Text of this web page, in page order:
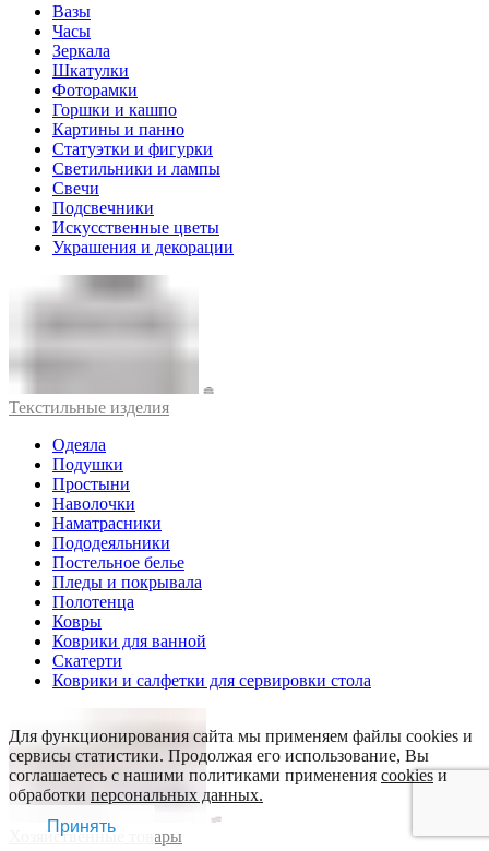
Вазы
Часы
Зеркала
Шкатулки
Фоторамки
Горшки и кашпо
Картины и панно
Статуэтки и фигурки
Светильники и лампы
Свечи
Подсвечники
Искусственные цветы
Украшения и декорации
Текстильные изделия
Одеяла
Подушки
Простыни
Наволочки
Наматрасники
Пододеяльники
Постельное белье
Пледы и покрывала
Полотенца
Ковры
Коврики для ванной
Скатерти
Коврики и салфетки для сервировки стола
Хозяйственные товары
Для функционирования сайта мы применяем файлы cookies и
сервисы статистики. Продолжая его использование, Вы
соглашаетесь с нашими политиками применения cookiesи
обработки персональных данных.
Принять